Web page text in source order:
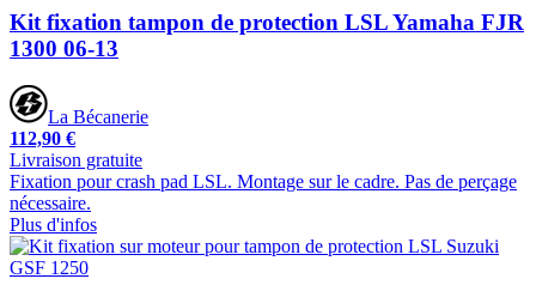
Kit fixation tampon de protection LSL Yamaha FJR
1300 06-13
La Bécanerie
112,90 €
Livraison gratuite
Fixation pour crash pad LSL. Montage sur le cadre. Pas de perçage
nécessaire.
Plus d'infos